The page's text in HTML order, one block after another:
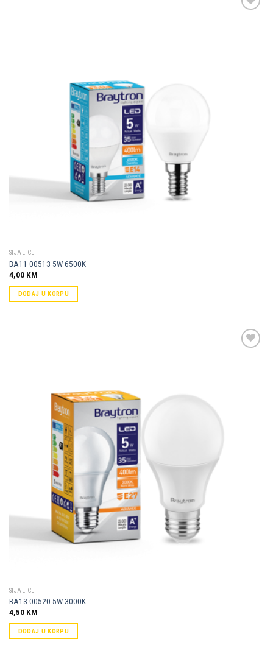
SIJALICE
BA11 00513 5W 6500K
4,00 KM
DODAJ U KORPU
SIJALICE
BA13 00520 5W 3000K
4,50 KM
DODAJ U KORPU